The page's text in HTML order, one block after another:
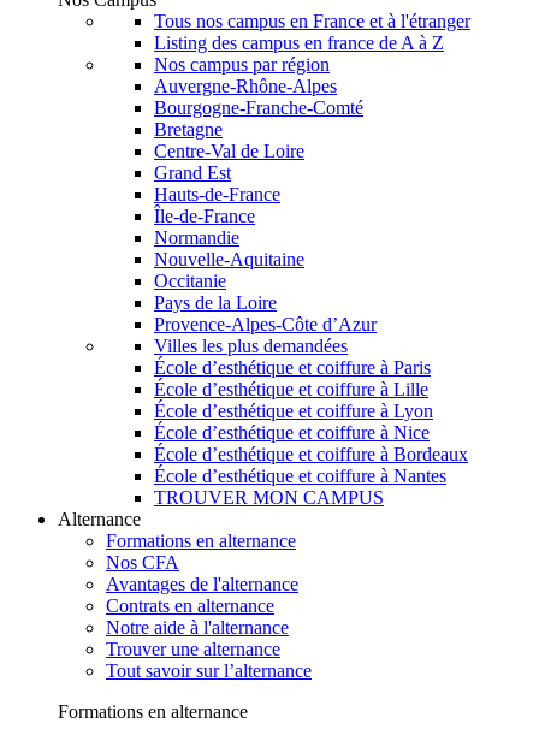
Tous nos campus en France et à l'étranger
Listing des campus en france de A à Z
Nos campus par région
Auvergne-Rhône-Alpes
Bourgogne-Franche-Comté
Bretagne
Centre-Val de Loire
Grand Est
Hauts-de-France
Île-de-France
Normandie
Nouvelle-Aquitaine
Occitanie
Pays de la Loire
Provence-Alpes-Côte d’Azur
Villes les plus demandées
École d’esthétique et coiffure à Paris
École d’esthétique et coiffure à Lille
École d’esthétique et coiffure à Lyon
École d’esthétique et coiffure à Nice
École d’esthétique et coiffure à Bordeaux
École d’esthétique et coiffure à Nantes
TROUVER MON CAMPUS
Alternance
Formations en alternance
Nos CFA
Avantages de l'alternance
Contrats en alternance
Notre aide à l'alternance
Trouver une alternance
Tout savoir sur l’alternance
Formations en alternance